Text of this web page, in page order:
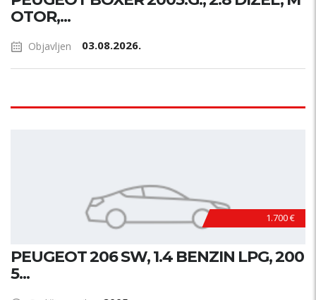
OTOR,...
Objavljen 03.08.2026.
1.700 €
PEUGEOT 206 SW, 1.4 BENZIN LPG, 200
5...